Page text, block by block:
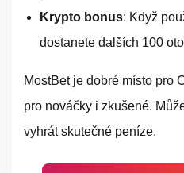
Krypto bonus: Když
dostanete dalších 100
MostBet je dobré místo pro
pro nováčky i zkušené.
vyhrát skutečné peníze.